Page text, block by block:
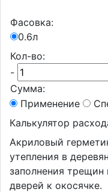
Фасовка:
0.6л
Кол-во:
-
Сумма:
Применение
Калькулятор
Акриловый
утепления в
заполнения
дверей к окосячке.